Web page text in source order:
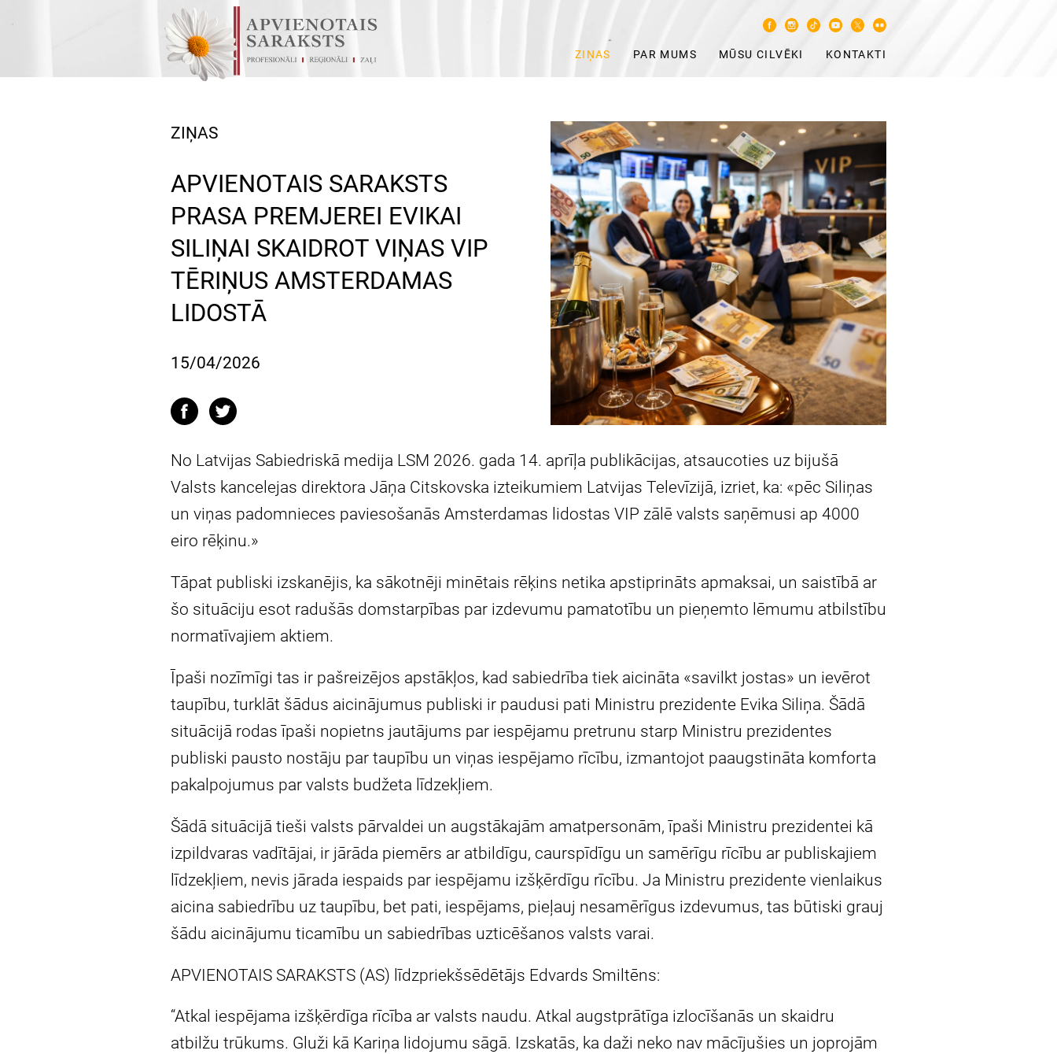
ZIŅAS PAR MUMS MŪSU CILVĒKI KONTAKTI
ZIŅAS
APVIENOTAIS SARAKSTS
PRASA PREMJEREI EVIKAI
SILIŅAI SKAIDROT VIŅAS VIP
TĒRIŅUS AMSTERDAMAS
LIDOSTĀ
15/04/2026
No Latvijas Sabiedriskā medija LSM 2026. gada 14. aprīļa publikācijas, atsaucoties uz bijušā
Valsts kancelejas direktora Jāņa Citskovska izteikumiem Latvijas Televīzijā, izriet, ka: «pēc Siliņas
un viņas padomnieces paviesošanās Amsterdamas lidostas VIP zālē valsts saņēmusi ap 4000
eiro rēķinu.»
Tāpat publiski izskanējis, ka sākotnēji minētais rēķins netika apstiprināts apmaksai, un saistībā ar
šo situāciju esot radušās domstarpības par izdevumu pamatotību un pieņemto lēmumu atbilstību
normatīvajiem aktiem.
Īpaši nozīmīgi tas ir pašreizējos apstākļos, kad sabiedrība tiek aicināta «savilkt jostas» un ievērot
taupību, turklāt šādus aicinājumus publiski ir paudusi pati Ministru prezidente Evika Siliņa. Šādā
situācijā rodas īpaši nopietns jautājums par iespējamu pretrunu starp Ministru prezidentes
publiski pausto nostāju par taupību un viņas iespējamo rīcību, izmantojot paaugstināta komforta
pakalpojumus par valsts budžeta līdzekļiem.
Šādā situācijā tieši valsts pārvaldei un augstākajām amatpersonām, īpaši Ministru prezidentei kā
izpildvaras vadītājai, ir jārāda piemērs ar atbildīgu, caurspīdīgu un samērīgu rīcību ar publiskajiem
līdzekļiem, nevis jārada iespaids par iespējamu izšķērdīgu rīcību. Ja Ministru prezidente vienlaikus
aicina sabiedrību uz taupību, bet pati, iespējams, pieļauj nesamērīgus izdevumus, tas būtiski grauj
šādu aicinājumu ticamību un sabiedrības uzticēšanos valsts varai.
APVIENOTAIS SARAKSTS (AS) līdzpriekšsēdētājs Edvards Smiltēns:
“Atkal iespējama izšķērdīga rīcība ar valsts naudu. Atkal augstprātīga izlocīšanās un skaidru
atbilžu trūkums. Gluži kā Kariņa lidojumu sāgā. Izskatās, ka daži neko nav mācījušies un joprojām